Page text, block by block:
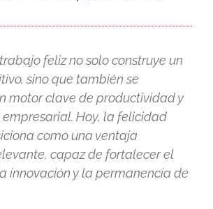
feliz no solo construye un
sino que también se
motor clave de productividad y
Hoy, la felicidad
como una ventaja
capaz de fortalecer el
innovación y la permanencia de